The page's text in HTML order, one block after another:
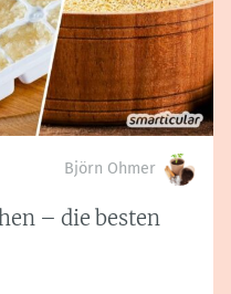
Björn Ohmer
– die besten